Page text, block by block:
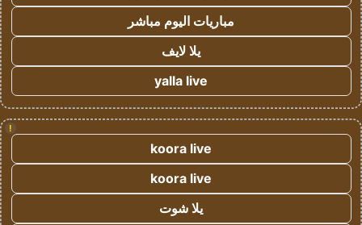
مباريات اليوم مباشر
يلا لايف
yalla live
!
koora live
koora live
يلا شوت